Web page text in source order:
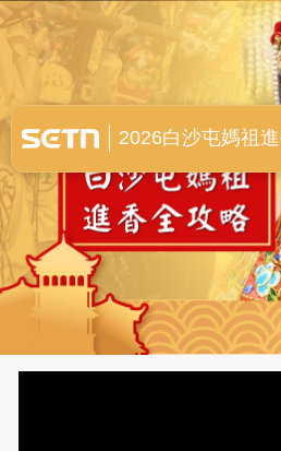
白沙屯媽祖進香
2026白沙屯媽祖